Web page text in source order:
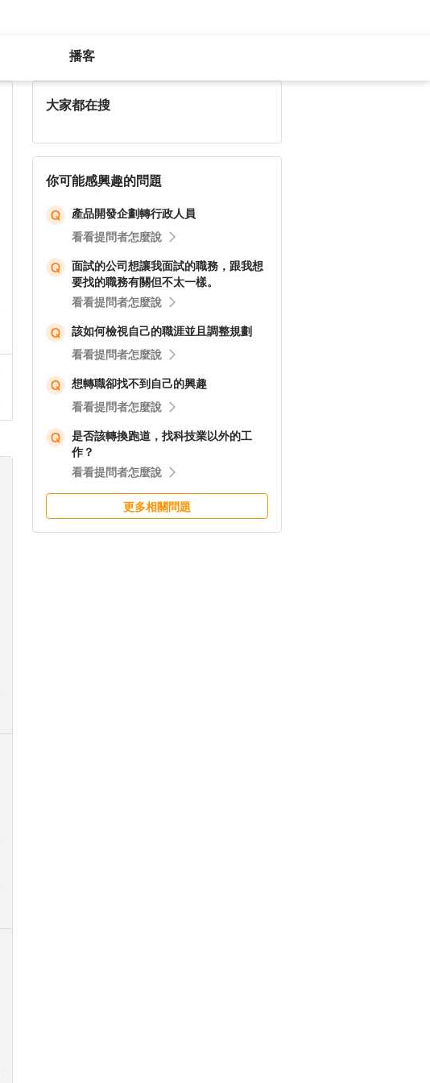
播客
大家都在搜
你可能感興趣的問題
產品開發企劃轉行政人員
看看提問者怎麼說
面試的公司想讓我面試的職務，跟我想
要找的職務有關但不太一樣。
看看提問者怎麼說
該如何檢視自己的職涯並且調整規劃
看看提問者怎麼說
想轉職卻找不到自己的興趣
看看提問者怎麼說
是否該轉換跑道，找科技業以外的工
作？
看看提問者怎麼說
更多相關問題